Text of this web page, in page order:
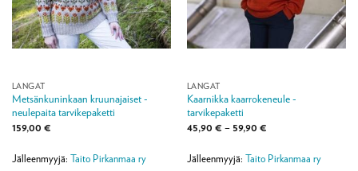
LANGAT
Metsänkuninkaan kruunajaiset -
neulepaita tarvikepaketti
159,00 €
Jälleenmyyjä: Taito Pirkanmaa ry
LANGAT
Kaarnikka kaarrokeneule -
tarvikepaketti
45,90 € – 59,90 €Hintaluokka:
59,90 €
Jälleenmyyjä: Taito Pirkanmaa ry